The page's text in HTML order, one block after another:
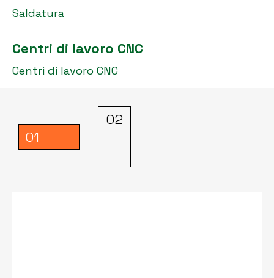
Saldatura
Centri di lavoro CNC
Centri di lavoro CNC
01
02